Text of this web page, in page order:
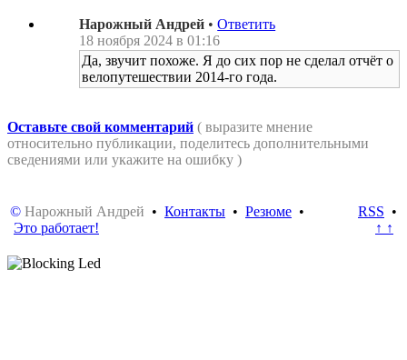
Нарожный Андрей • Ответить
18 ноября 2024 в 01:16
Да, звучит похоже. Я до сих пор не сделал отчёт о
велопутешествии 2014-го года.
Оставьте свой комментарий ( выразите мнение
относительно публикации, поделитесь дополнительными
сведениями или укажите на ошибку )
© Нарожный Андрей • Контакты • Резюме •
Это работает!
RSS •
↑ ↑